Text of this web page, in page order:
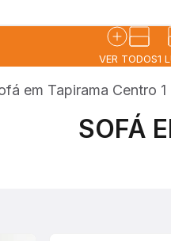
HORIZON
VER TODOS1
em Tapirama Centro 1
SOFÁ